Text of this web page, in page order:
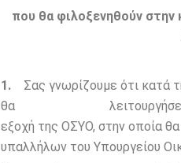
που θα φιλοξενηθούν
1.
Σας γνωρίζουμε ότι κατά
θα λειτουργήσει στο
εξοχή της ΟΣΥΟ, στην οποία
υπαλλήλων του Υπουργείου